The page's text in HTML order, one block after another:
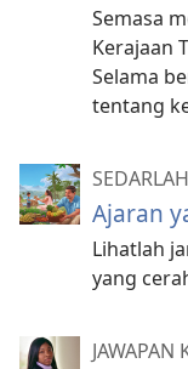
Semasa
Kerajaan
Selama
tentang
Ajaran
Lihatlah
yang
JAWAPAN